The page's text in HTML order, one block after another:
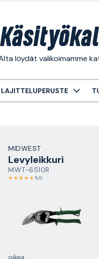
löydät valikoimamme
LAJITTELUPERUSTE
MIDWEST
Levyleikkuri
MWT-6510R
5,0
oikea